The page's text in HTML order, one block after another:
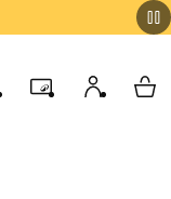
strankam
ProgramMoj račun